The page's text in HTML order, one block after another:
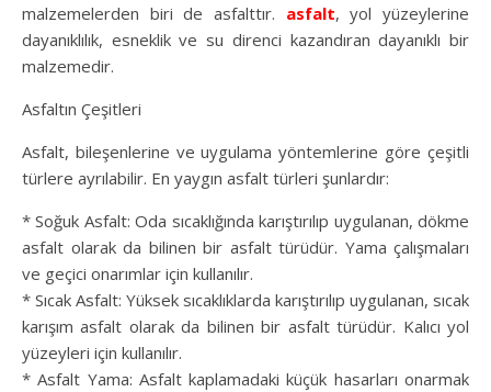
malzemelerden biri de asfalttır. asfalt, yol yüzeylerine
dayanıklılık, esneklik ve su direnci kazandıran dayanıklı bir
malzemedir.
Asfaltın Çeşitleri
Asfalt, bileşenlerine ve uygulama yöntemlerine göre çeşitli
türlere ayrılabilir. En yaygın asfalt türleri şunlardır:
* Soğuk Asfalt: Oda sıcaklığında karıştırılıp uygulanan, dökme
asfalt olarak da bilinen bir asfalt türüdür. Yama çalışmaları
ve geçici onarımlar için kullanılır.
* Sıcak Asfalt: Yüksek sıcaklıklarda karıştırılıp uygulanan, sıcak
karışım asfalt olarak da bilinen bir asfalt türüdür. Kalıcı yol
yüzeyleri için kullanılır.
* Asfalt Yama: Asfalt kaplamadaki küçük hasarları onarmak